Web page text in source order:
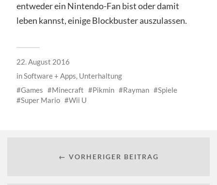
entweder ein Nintendo-Fan bist oder damit
leben kannst, einige Blockbuster auszulassen.
22. August 2016
inSoftware + Apps, Unterhaltung
Games
Minecraft Pikmin Rayman
Spiele
Super Mario
Wii U
← VORHERIGER BEITRAG